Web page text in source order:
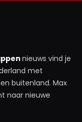
nieuws vind je
met
buitenland. Max
naar nieuwe